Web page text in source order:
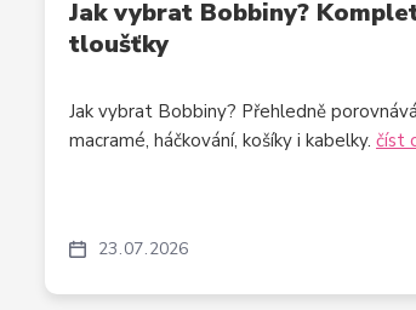
23 07 2026
Jak vybrat Bobbiny?
tloušťky
Jak vybrat Bobbiny? Přehledně
macramé, háčkování, košíky i kabelky. číst